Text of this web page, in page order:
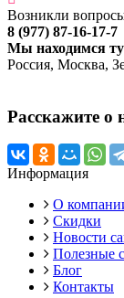
Возникли
8 (977) 87-16-17-7
Мы находимся
Россия, Москва,
Расскажите о
Информация
О
Скидки
Новости
Полезные
Блог
Контакты